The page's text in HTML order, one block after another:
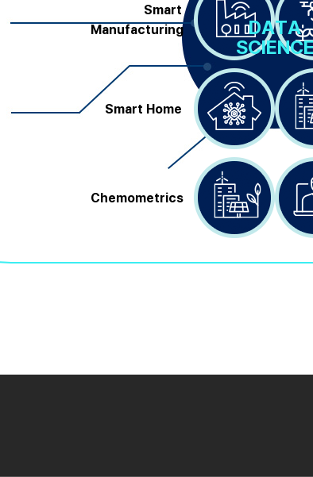
DATA
Smart
Manufacturing
Smart Home
Chemometrics